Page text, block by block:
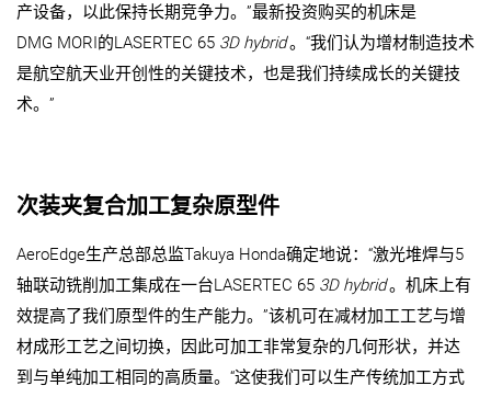
产设备，以此保持长期竞争力。”最新投资购买的机床是
DMG MORI的LASERTEC 65 3D hybrid。“我们认为增材制造技术
是航空航天业开创性的关键技术，也是我们持续成长的关键技
术。”
次装夹复合加工复杂原型件
AeroEdge生产总部总监Takuya Honda确定地说：“激光堆焊与5
轴联动铣削加工集成在一台LASERTEC 65 3D hybrid。机床上有
效提高了我们原型件的生产能力。”该机可在减材加工工艺与增
材成形工艺之间切换，因此可加工非常复杂的几何形状，并达
到与单纯加工相同的高质量。“这使我们可以生产传统加工方式